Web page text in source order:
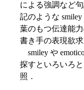
による強調など
記のような
葉のもつ伝達能
書き手の表現欲
smiley や
探すといろいろ
照．